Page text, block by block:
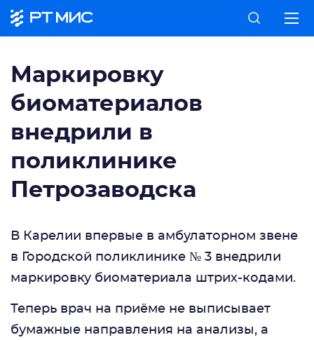
Маркировку
биоматериалов
внедрили в
поликлинике
Петрозаводска
В Карелии впервые в амбулаторном звене
в Городской поликлинике № 3 внедрили
маркировку биоматериала штрих-кодами.
Теперь врач на приёме не выписывает
бумажные направления на анализы, а